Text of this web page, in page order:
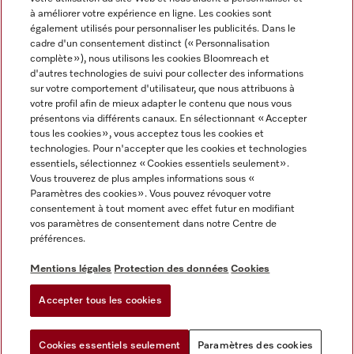
Mentions légales
CGV
Protection des données
Conditions d'utilisation
Déclaration d'accessibilité
Reglement sur les services numeriques
Paramètres des cookies
Miele sur Instagram
Miele sur Facebook
Miele sur Youtube
à améliorer votre expérience en ligne. Les cookies sont
également utilisés pour personnaliser les publicités. Dans le
cadre d'un consentement distinct (« Personnalisation
complète »), nous utilisons les cookies Bloomreach et
d'autres technologies de suivi pour collecter des informations
sur votre comportement d'utilisateur, que nous attribuons à
votre profil afin de mieux adapter le contenu que nous vous
présentons via différents canaux. En sélectionnant « Accepter
tous les cookies », vous acceptez tous les cookies et
technologies. Pour n'accepter que les cookies et technologies
essentiels, sélectionnez « Cookies essentiels seulement».
Vous trouverez de plus amples informations sous «
Paramètres des cookies ». Vous pouvez révoquer votre
consentement à tout moment avec effet futur en modifiant
vos paramètres de consentement dans notre Centre de
préférences.
Mentions légales Protection des données Cookies
Accepter tous les cookies
Cookies essentiels seulement Paramètres des cookies